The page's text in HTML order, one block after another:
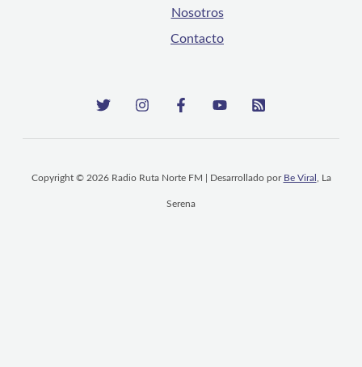
Nosotros
Contacto
Copyright © 2026 Radio Ruta Norte FM | Desarrollado por Be Viral , La
Serena